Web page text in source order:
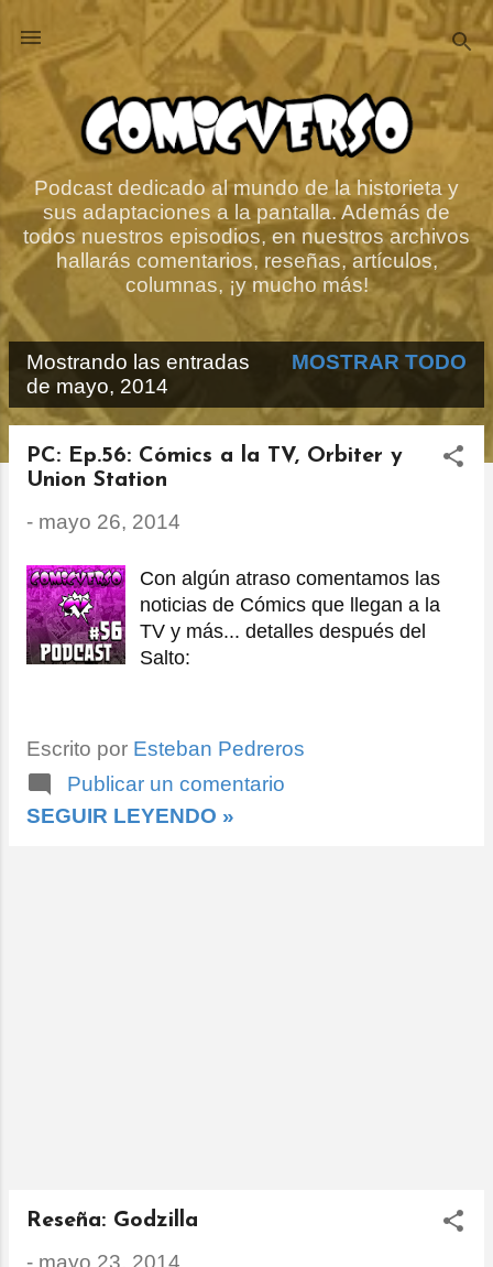
Ir al contenido principal
Podcast dedicado al mundo de la historieta y
sus adaptaciones a la pantalla. Además de
todos nuestros episodios, en nuestros archivos
hallarás comentarios, reseñas, artículos,
columnas, ¡y mucho más!
E
n
d
Mostrando las entradas
de mayo, 2014
MOSTRAR TODO
PC: Ep.56: Cómics a la TV, Orbiter y
Union Station
- mayo 26, 2014
Con algún atraso comentamos las
noticias de Cómics que llegan a la
TV y más... detalles después del
Salto:
Escrito por Esteban Pedreros
Publicar un comentario
SEGUIR LEYENDO »
Reseña: Godzilla
- mayo 23, 2014